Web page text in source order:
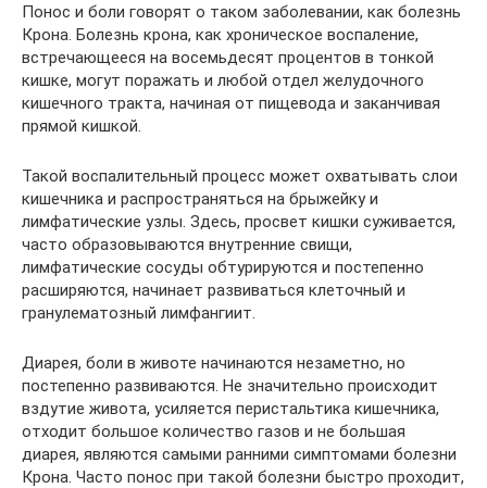
Понос и боли говорят о таком заболевании, как болезнь
Крона. Болезнь крона, как хроническое воспаление,
встречающееся на восемьдесят процентов в тонкой
кишке, могут поражать и любой отдел желудочного
кишечного тракта, начиная от пищевода и заканчивая
прямой кишкой.
Такой воспалительный процесс может охватывать слои
кишечника и распространяться на брыжейку и
лимфатические узлы. Здесь, просвет кишки суживается,
часто образовываются внутренние свищи,
лимфатические сосуды обтурируются и постепенно
расширяются, начинает развиваться клеточный и
гранулематозный лимфангиит.
Диарея, боли в животе начинаются незаметно, но
постепенно развиваются. Не значительно происходит
вздутие живота, усиляется перистальтика кишечника,
отходит большое количество газов и не большая
диарея, являются самыми ранними симптомами болезни
Крона. Часто понос при такой болезни быстро проходит,